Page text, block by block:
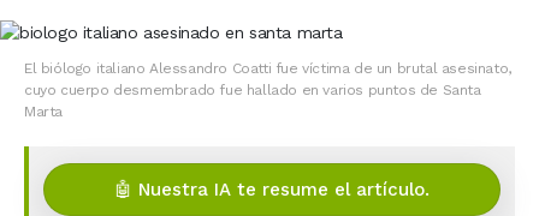
El biólogo italiano Alessandro Coatti fue víctima de un brutal asesinato,
cuyo cuerpo desmembrado fue hallado en varios puntos de Santa
Marta
🤖 Nuestra IA te resume el artículo.